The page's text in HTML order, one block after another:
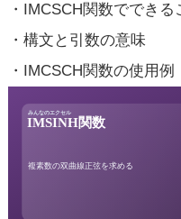
・IMCSCH関数ででき
・構文と引数の意味
・IMCSCH関数の使用例